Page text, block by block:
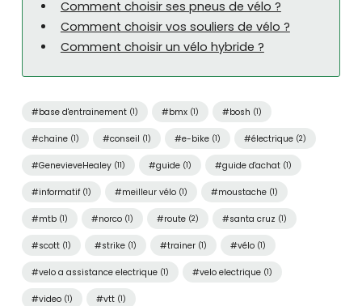
Comment choisir ses pneus de vélo ?
Comment choisir vos souliers de vélo ?
Comment choisir un vélo hybride ?
#base d'entrainement (1) #bmx (1) #bosh (1)
#chaine (1) #conseil (1) #e-bike (1) #électrique (2)
#GenevieveHealey (11) #guide (1) #guide d'achat (1)
#informatif (1) #meilleur vélo (1) #moustache (1)
#mtb (1) #norco (1) #route (2) #santa cruz (1)
#scott (1) #strike (1) #trainer (1) #vélo (1)
#velo a assistance electrique (1) #velo electrique (1)
#video (1) #vtt (1)